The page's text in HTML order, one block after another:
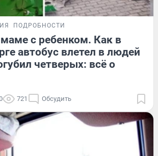
ПОДРОБНОСТИ
с ребенком. Как в
автобус влетел в людей
четверых: всё о
721 Обсудить